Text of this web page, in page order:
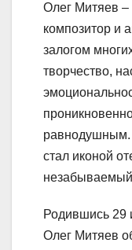
Олег Митяев –
композитор и
залогом
творчество,
равнодушным.
стал иконой
Родившись 29
Олег Митяев